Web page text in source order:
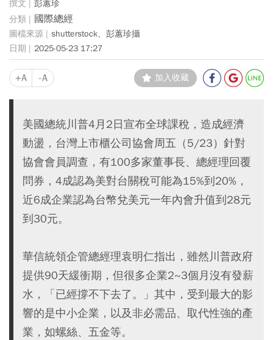
彭蕙珍
國際總經
shutterstock、彭蕙珍攝
2025-05-23 17:27
+A -A 加入收藏
美國總統川普4月2日宣布全球課稅，造成經濟
動盪，台灣上市櫃公司協會周五（5/23）針對
協會會員調查，有100多家董事長、總經理回覆
問券，4成認為美對台關稅可能為15%到20%，
近6成企業認為台幣兌美元一年內會升值到28元
到30元。
華信統領企管總經理袁明仁指出，雖然川普政府
提供90天緩衝期，但很多企業2~3個月沒有發薪
水，「已經撐不下去了。」其中，受到最大的影
響的是中小企業，以及非必需品、取代性強的產
業，如螺絲、五金等。